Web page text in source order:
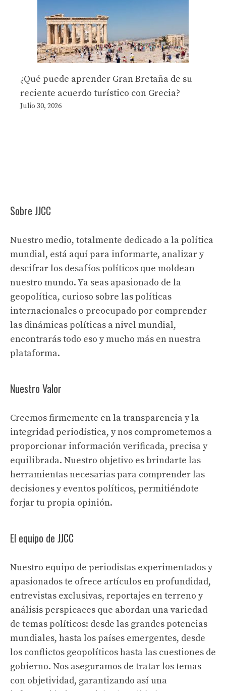
¿Qué puede aprender Gran Bretaña de su
reciente acuerdo turístico con Grecia?
Julio 30, 2026
Sobre JJCC
Nuestro medio, totalmente dedicado a la política
mundial, está aquí para informarte, analizar y
descifrar los desafíos políticos que moldean
nuestro mundo. Ya seas apasionado de la
geopolítica, curioso sobre las políticas
internacionales o preocupado por comprender
las dinámicas políticas a nivel mundial,
encontrarás todo eso y mucho más en nuestra
plataforma.
Nuestro Valor
Creemos firmemente en la transparencia y la
integridad periodística, y nos comprometemos a
proporcionar información verificada, precisa y
equilibrada. Nuestro objetivo es brindarte las
herramientas necesarias para comprender las
decisiones y eventos políticos, permitiéndote
forjar tu propia opinión.
El equipo de JJCC
Nuestro equipo de periodistas experimentados y
apasionados te ofrece artículos en profundidad,
entrevistas exclusivas, reportajes en terreno y
análisis perspicaces que abordan una variedad
de temas políticos: desde las grandes potencias
mundiales, hasta los países emergentes, desde
los conflictos geopolíticos hasta las cuestiones de
gobierno. Nos aseguramos de tratar los temas
con objetividad, garantizando así una